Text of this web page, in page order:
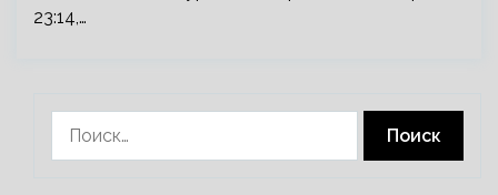
23:14,…